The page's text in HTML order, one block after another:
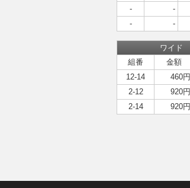
-
-
-
-
ワイド
組番
金額
12-14
460円
2-12
920円
2-14
920円